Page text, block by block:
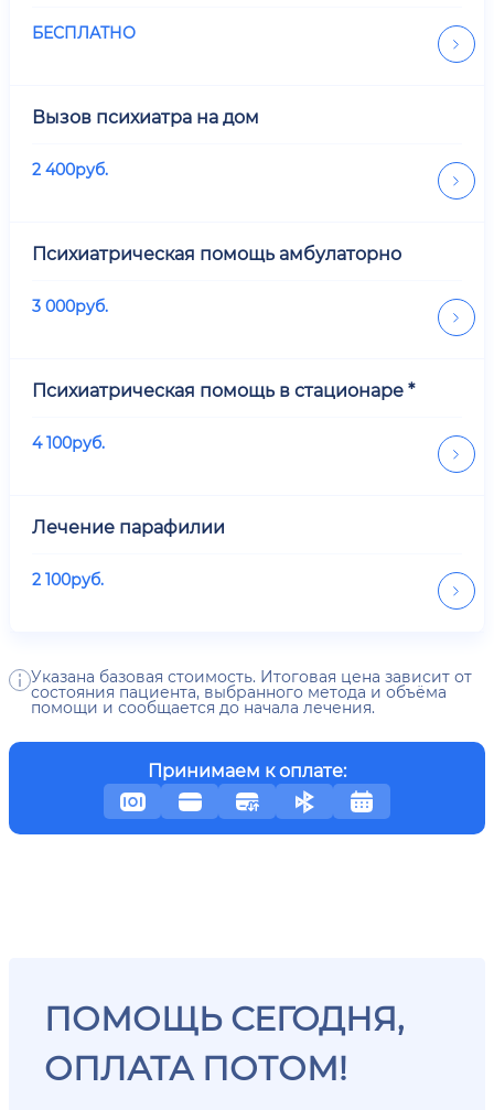
БЕСПЛАТНО
Вызов психиатра на дом
2 400руб.
Психиатрическая помощь амбулаторно
3 000руб.
Психиатрическая помощь в стационаре *
4 100руб.
Лечение парафилии
2 100руб.
Указана базовая стоимость. Итоговая цена зависит от
состояния пациента, выбранного метода и объёма
помощи и сообщается до начала лечения.
Принимаем к оплате:
ПОМОЩЬ СЕГОДНЯ,
ОПЛАТА ПОТОМ!